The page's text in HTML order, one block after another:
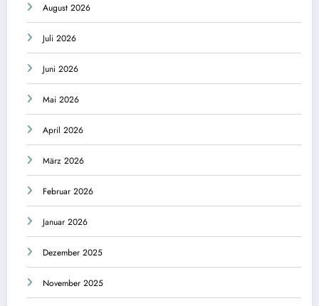
August 2026
Juli 2026
Juni 2026
Mai 2026
April 2026
März 2026
Februar 2026
Januar 2026
Dezember 2025
November 2025